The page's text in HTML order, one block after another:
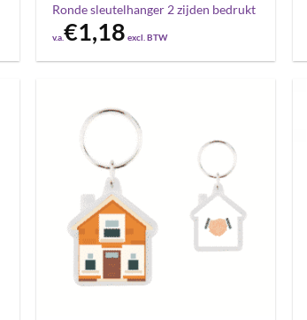
Ronde sleutelhanger 2 zijden bedrukt
v.a.€1,18 excl. BTW